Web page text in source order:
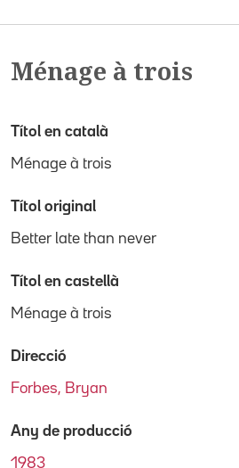
Ménage à trois
Títol en català
Ménage à trois
Títol original
Better late than never
Títol en castellà
Ménage à trois
Direcció
Forbes, Bryan
Any de producció
1983